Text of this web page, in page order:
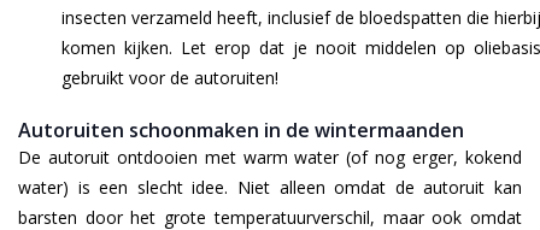
insecten verzameld heeft, inclusief de bloedspatten die hierbij
komen kijken. Let erop dat je nooit middelen op oliebasis
gebruikt voor de autoruiten!
Autoruiten schoonmaken in de wintermaanden
De autoruit ontdooien met warm water (of nog erger, kokend
water) is een slecht idee. Niet alleen omdat de autoruit kan
barsten door het grote temperatuurverschil, maar ook omdat